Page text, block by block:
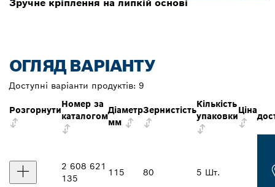
ОГЛЯД ВАРІАНТУ
Доступні варіанти продуктів: 9
Розгорнути
Номер за
каталогом
Діаметр
мм
Зернистість
Кількість
упаковки
Ціна
2 608 621
135
115 80 5 Шт.